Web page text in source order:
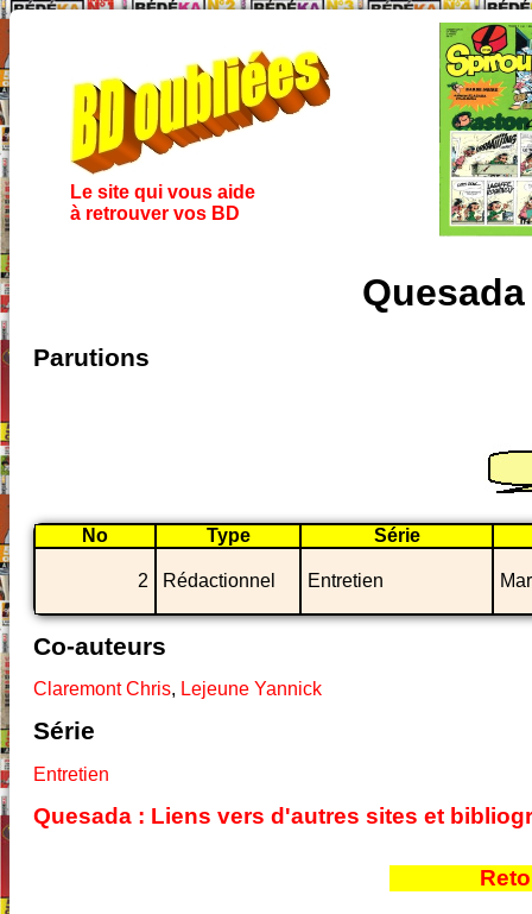
Le site qui vous aide
à retrouver vos BD
Parutions
No Type Série
2 Rédactionnel Entretien
Co-auteurs
Claremont Chris, Lejeune Yannick
Série
Entretien
Quesada : Liens vers d'autres sites et